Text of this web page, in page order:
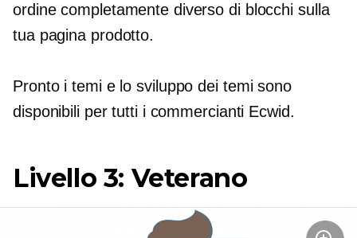
ordine completamente diverso di blocchi sulla
tua pagina prodotto.
Prontoi temi e lo sviluppo dei temi sono
disponibili per tutti i commercianti Ecwid.
Livello 3: Veterano